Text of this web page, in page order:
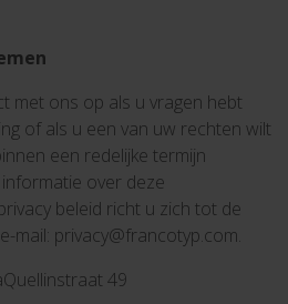
met ons op als u vragen hebt
of als u een van uw rechten wilt
een redelijke termijn
over deze
beleid richt u zich tot de
mail: privacy@francotyp.com.
Quellinstraat 49